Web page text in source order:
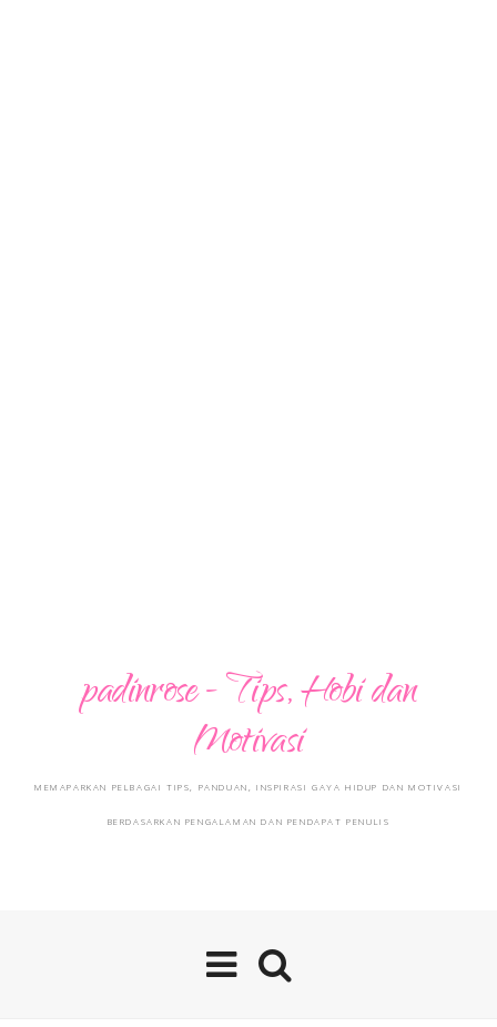
padinrose - Tips, Hobi dan
Motivasi
MEMAPARKAN PELBAGAI TIPS, PANDUAN, INSPIRASI GAYA HIDUP DAN MOTIVASI
BERDASARKAN PENGALAMAN DAN PENDAPAT PENULIS